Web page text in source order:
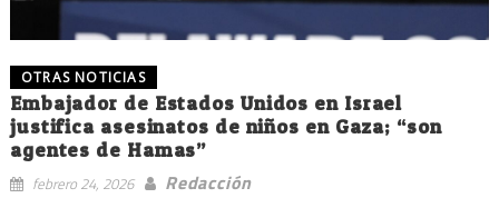
OTRAS NOTICIAS
Embajador de Estados Unidos en Israel
justifica asesinatos de niños en Gaza; “son
agentes de Hamas”
febrero 24, 2026
Redacción